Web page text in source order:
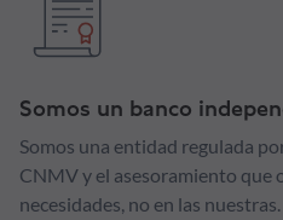
Somos un banco
Somos una entidad regulada
CNMV y el asesoramiento que
necesidades, no en las nuestras.